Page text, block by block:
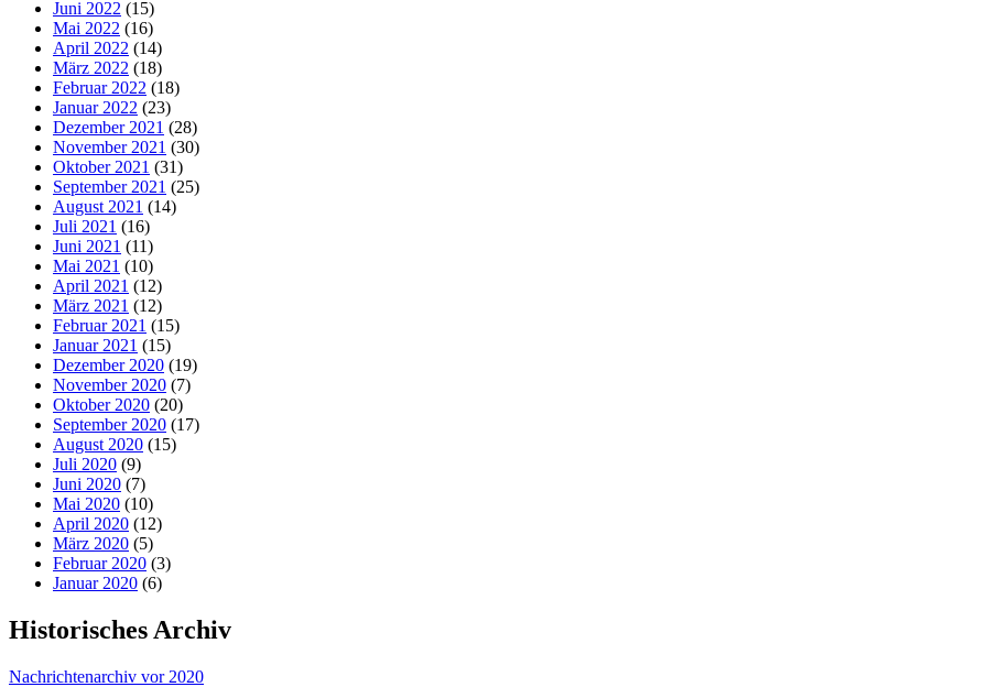
Juni 2022 (15)
Mai 2022 (16)
April 2022 (14)
März 2022 (18)
Februar 2022 (18)
Januar 2022 (23)
Dezember 2021 (28)
November 2021 (30)
Oktober 2021 (31)
September 2021 (25)
August 2021 (14)
Juli 2021 (16)
Juni 2021 (11)
Mai 2021 (10)
April 2021 (12)
März 2021 (12)
Februar 2021 (15)
Januar 2021 (15)
Dezember 2020 (19)
November 2020 (7)
Oktober 2020 (20)
September 2020 (17)
August 2020 (15)
Juli 2020 (9)
Juni 2020 (7)
Mai 2020 (10)
April 2020 (12)
März 2020 (5)
Februar 2020 (3)
Januar 2020 (6)
Historisches Archiv
Nachrichtenarchiv vor 2020